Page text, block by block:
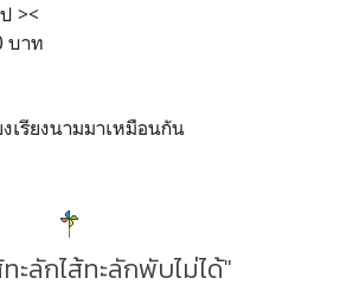
><
บาท
เรียงนามมาเหมือนกัน
ะลักไส้ทะลักพับไม่ได้"